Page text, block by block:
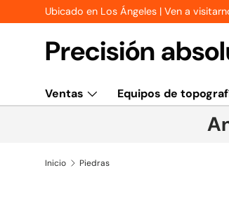
Ir al contenido
Ubicado en Los Ángeles | Ven a
Precisión
Ventas Equipos de
Inicio Piedras